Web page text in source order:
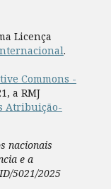
Licença
.
Commons -
a RMJ
Atribuição-
nacionais
e a
5021/2025